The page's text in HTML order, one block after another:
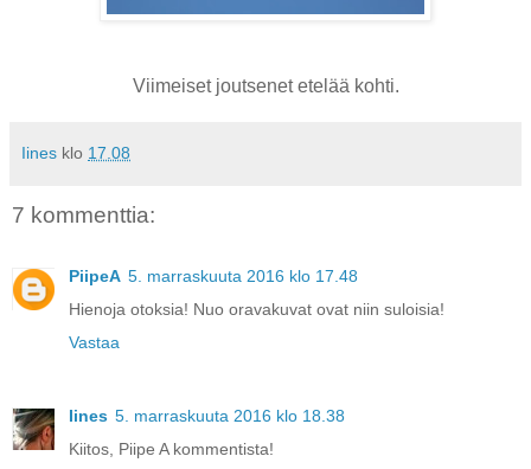
Viimeiset joutsenet etelää kohti.
Iines klo 17.08
7 kommenttia:
PiipeA 5. marraskuuta 2016 klo 17.48
Hienoja otoksia! Nuo oravakuvat ovat niin suloisia!
Vastaa
Iines 5. marraskuuta 2016 klo 18.38
Kiitos, Piipe A kommentista!